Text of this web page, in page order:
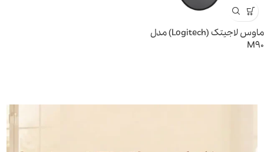
ماوس لاجیتک (Logitech) مدل
M90